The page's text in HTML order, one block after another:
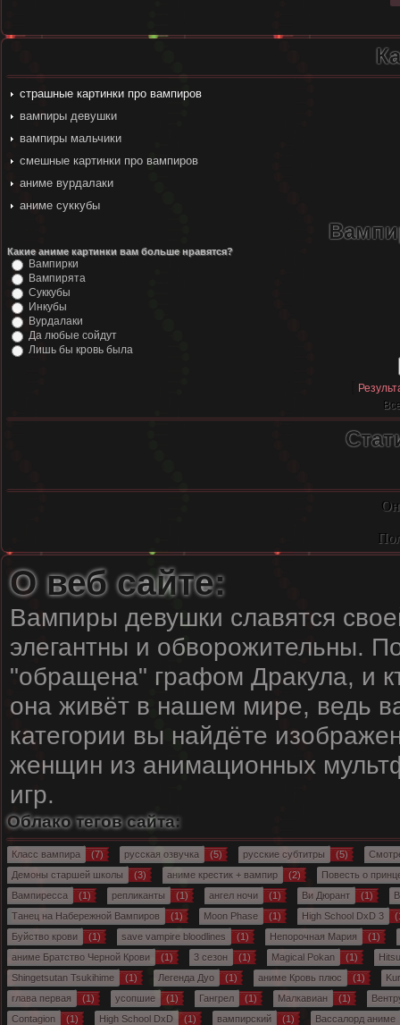
страшные картинки про вампиров
вампиры девушки
вампиры мальчики
смешные картинки про вампиров
аниме вурдалаки
аниме суккубы
Какие аниме картинки вам больше нравятся?
Вампирки
Вампирята
Суккубы
Инкубы
Вурдалаки
Да любые сойдут
Лишь бы кровь была
О веб сайте:
Вампиры девушки славятся
элегантны и обворожительны.
"обращена" графом Дракула, и
она живёт в нашем мире, ведь
категории вы найдёте
женщин из анимационных
игр.
Облако тегов сайта:
Класс вампира (7) русская озвучка (5) русские субтитры (5)
Демоны старшей школы
(3) аниме крестик + вампир (2)
Повесть о
Вампиресса
(1) репликанты (1) ангел ночи (1) Ви Дюрант (1)
Танец на Набережной Вампиров
(1) Moon Phase (1) High School DxD 3
Буйство крови
(1) save vampire bloodlines (1) Непорочная Мария
(1)
аниме Братство Черной Крови
(1) 3 сезон (1) Magical Pokan (1)
Shingetsutan Tsukihime
(1) Легенда Дуо (1) аниме Кровь плюс (1)
глава первая
(1) усопшие (1) Гангрел (1) Малкавиан (1)
Contagion
(1) High School DxD (1) вампирский (1) Вассалорд аниме